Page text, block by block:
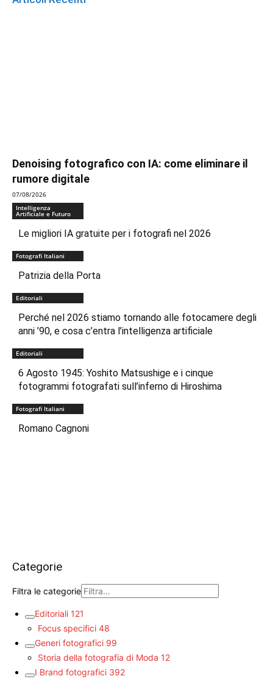
Denoising fotografico con IA: come eliminare il
rumore digitale
07/08/2026
Intelligenza
Artificiale e Futuro
Le migliori IA gratuite per i fotografi nel 2026
Fotografi Italiani
Patrizia della Porta
Editoriali
Perché nel 2026 stiamo tornando alle fotocamere degli
anni ’90, e cosa c’entra l’intelligenza artificiale
Editoriali
6 Agosto 1945: Yoshito Matsushige e i cinque
fotogrammi fotografati sull’inferno di Hiroshima
Fotografi Italiani
Romano Cagnoni
Categorie
Filtra le categorie
Editoriali 121
Focus specifici 48
Generi fotografici 99
Storia della fotografia di Moda 12
I Brand fotografici 392